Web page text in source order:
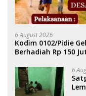
6 August 2026
Kodim 0102/Pidie
Berhadiah Rp 150
6